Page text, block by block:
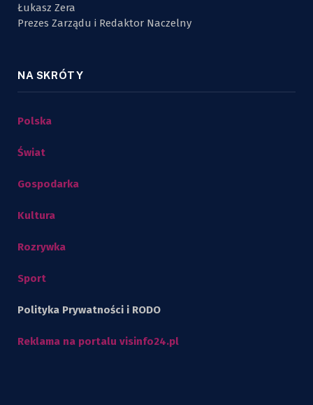
Łukasz Zera
Prezes Zarządu i Redaktor Naczelny
NA SKRÓTY
Polska
Świat
Gospodarka
Kultura
Rozrywka
Sport
Polityka Prywatności i RODO
Reklama na portalu visinfo24.pl